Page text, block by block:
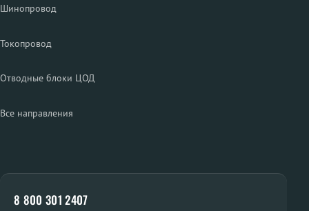
Шинопровод
Токопровод
Отводные блоки ЦОД
Все направления
8 800 301 2407